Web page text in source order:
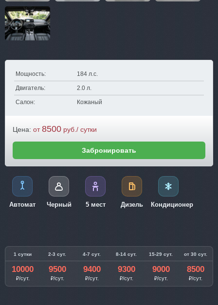
Мощность: 184 л.с.
Двигатель: 2.0 л.
Салон: Кожаный
Цена: от8500 руб./ сутки
Забронировать
Автомат Черный 5 мест Дизель Кондиционер
1 сутки 2-3 сут. 4-7 сут. 8-14 сут. 15-29 сут. от 30 сут.
10000
₽/сут.
9500
₽/сут.
9400
₽/сут.
9300
₽/сут.
9000
₽/сут.
8500
₽/сут.